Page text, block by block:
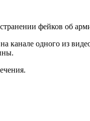
фейков об
канале одного из